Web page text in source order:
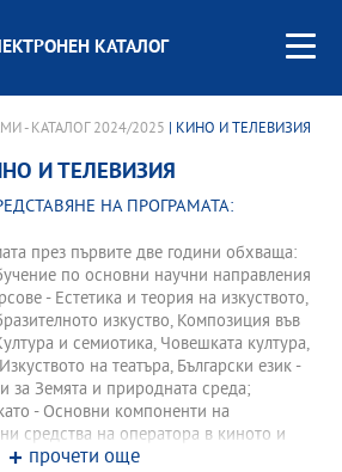
КАТАЛОГ
- КАТАЛОГ 2024/2025 | КИНО И ТЕЛЕВИЗИЯ
И ТЕЛЕВИЗИЯ
НА ПРОГРАМАТА:
през първите две години обхваща:
по основни научни направления
- Естетика и теория на изкуството,
изкуство, Композиция във
и семиотика, Човешката култура,
на театъра, Български език -
за Земята и природната среда;
- Основни компоненти на
средства на оператора в киното и
аспекти на дигиталния монтаж,
прочети още